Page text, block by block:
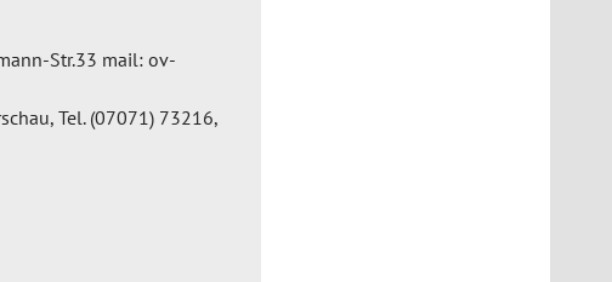
Str.33 mail: ov-
Tel. (07071) 73216,